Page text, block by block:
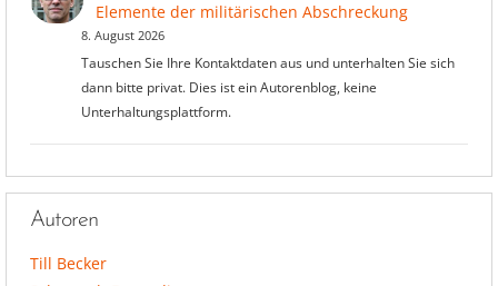
Elemente der militärischen Abschreckung
8. August 2026
Tauschen Sie Ihre Kontaktdaten aus und unterhalten Sie sich
dann bitte privat. Dies ist ein Autorenblog, keine
Unterhaltungsplattform.
Autoren
Till Becker